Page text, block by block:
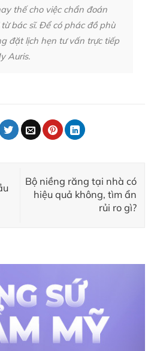
thế cho việc chẩn đoán
bác sĩ. Để có phác đồ phù
đặt lịch hẹn tư vấn trực tiếp
Auris.
Bộ niềng răng tại nhà có
hiệu quả không, tìm ẩn
rủi ro gì?